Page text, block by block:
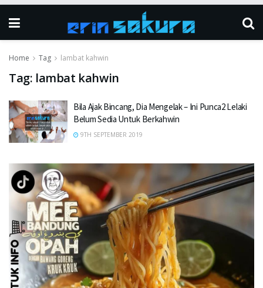
Home Tag lambat kahwin
Tag: lambat kahwin
Bila Ajak Bincang, Dia Mengelak – Ini Punca2 Lelaki
Belum Sedia Untuk Berkahwin
9TH SEPTEMBER 2019